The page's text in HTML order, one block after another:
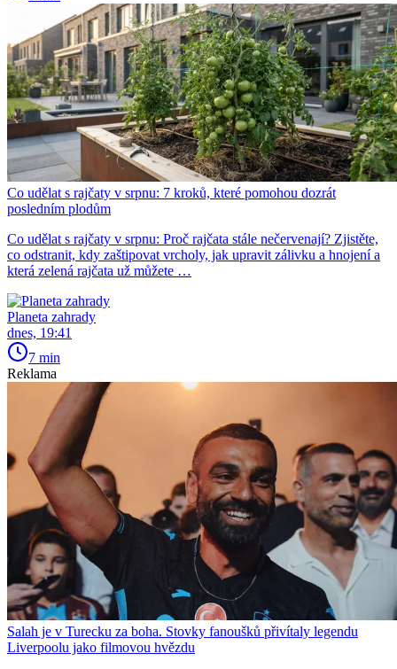
Co udělat s rajčaty v srpnu: 7 kroků, které pomohou dozrát
posledním plodům
Co udělat s rajčaty v srpnu: Proč rajčata stále nečervenají? Zjistěte,
co odstranit, kdy zaštipovat vrcholy, jak upravit zálivku a hnojení a
která zelená rajčata už můžete …
Planeta zahrady
dnes, 19:41
7 min
Reklama
Salah je v Turecku za boha. Stovky fanoušků přivítaly legendu
Liverpoolu jako filmovou hvězdu